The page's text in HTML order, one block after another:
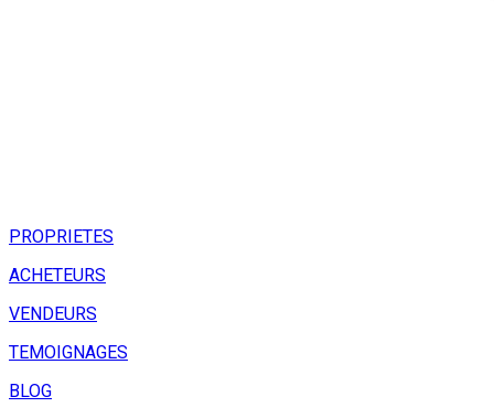
PROPRIETES
ACHETEURS
VENDEURS
TEMOIGNAGES
BLOG